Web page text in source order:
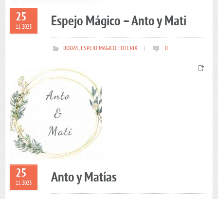
25
11 2023 Espejo Mágico – Anto y Mati
BODAS,ESPEJO MAGICO,FOTERIX 0
25
11 2023 Anto y Matías